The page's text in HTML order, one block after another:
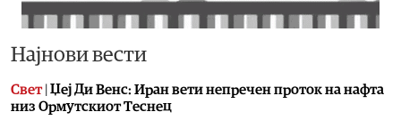
Најнови вести
Свет| Џеј Ди Венс: Иран вети непречен проток на нафта
низ Ормутскиот Теснец